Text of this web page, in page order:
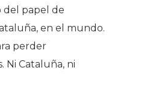
papel de
en el mundo.
perder
Ni Cataluña, ni